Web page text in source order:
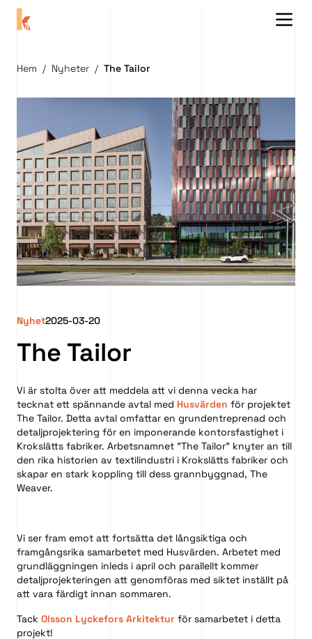
Hem / Nyheter / The Tailor
Nyhet2025-03-20
The Tailor
Vi är stolta över att meddela att vi denna vecka har
tecknat ett spännande avtal med Husvärden för projektet
The Tailor. Detta avtal omfattar en grundentreprenad och
detaljprojektering för en imponerande kontorsfastighet i
Krokslätts fabriker. Arbetsnamnet ”The Tailor” knyter an till
den rika historien av textilindustri i Krokslätts fabriker och
skapar en stark koppling till dess grannbyggnad, The
Weaver.
Vi ser fram emot att fortsätta det långsiktiga och
framgångsrika samarbetet med Husvärden. Arbetet med
grundläggningen inleds i april och parallellt kommer
detaljprojekteringen att genomföras med siktet inställt på
att vara färdigt innan sommaren.
Tack Olsson Lyckefors Arkitektur för samarbetet i detta
projekt!